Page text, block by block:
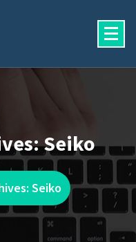
Seiko
Seiko